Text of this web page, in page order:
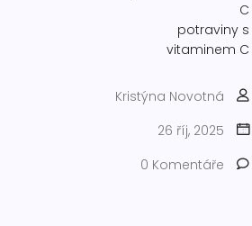
C
potraviny s
vitaminem C
Kristýna Novotná
26 říj, 2025
0 Komentáře